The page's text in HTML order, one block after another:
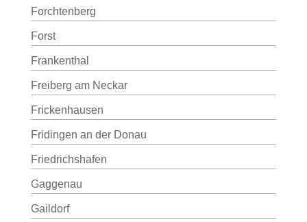
Forchtenberg
Forst
Frankenthal
Freiberg am Neckar
Frickenhausen
Fridingen an der Donau
Friedrichshafen
Gaggenau
Gaildorf